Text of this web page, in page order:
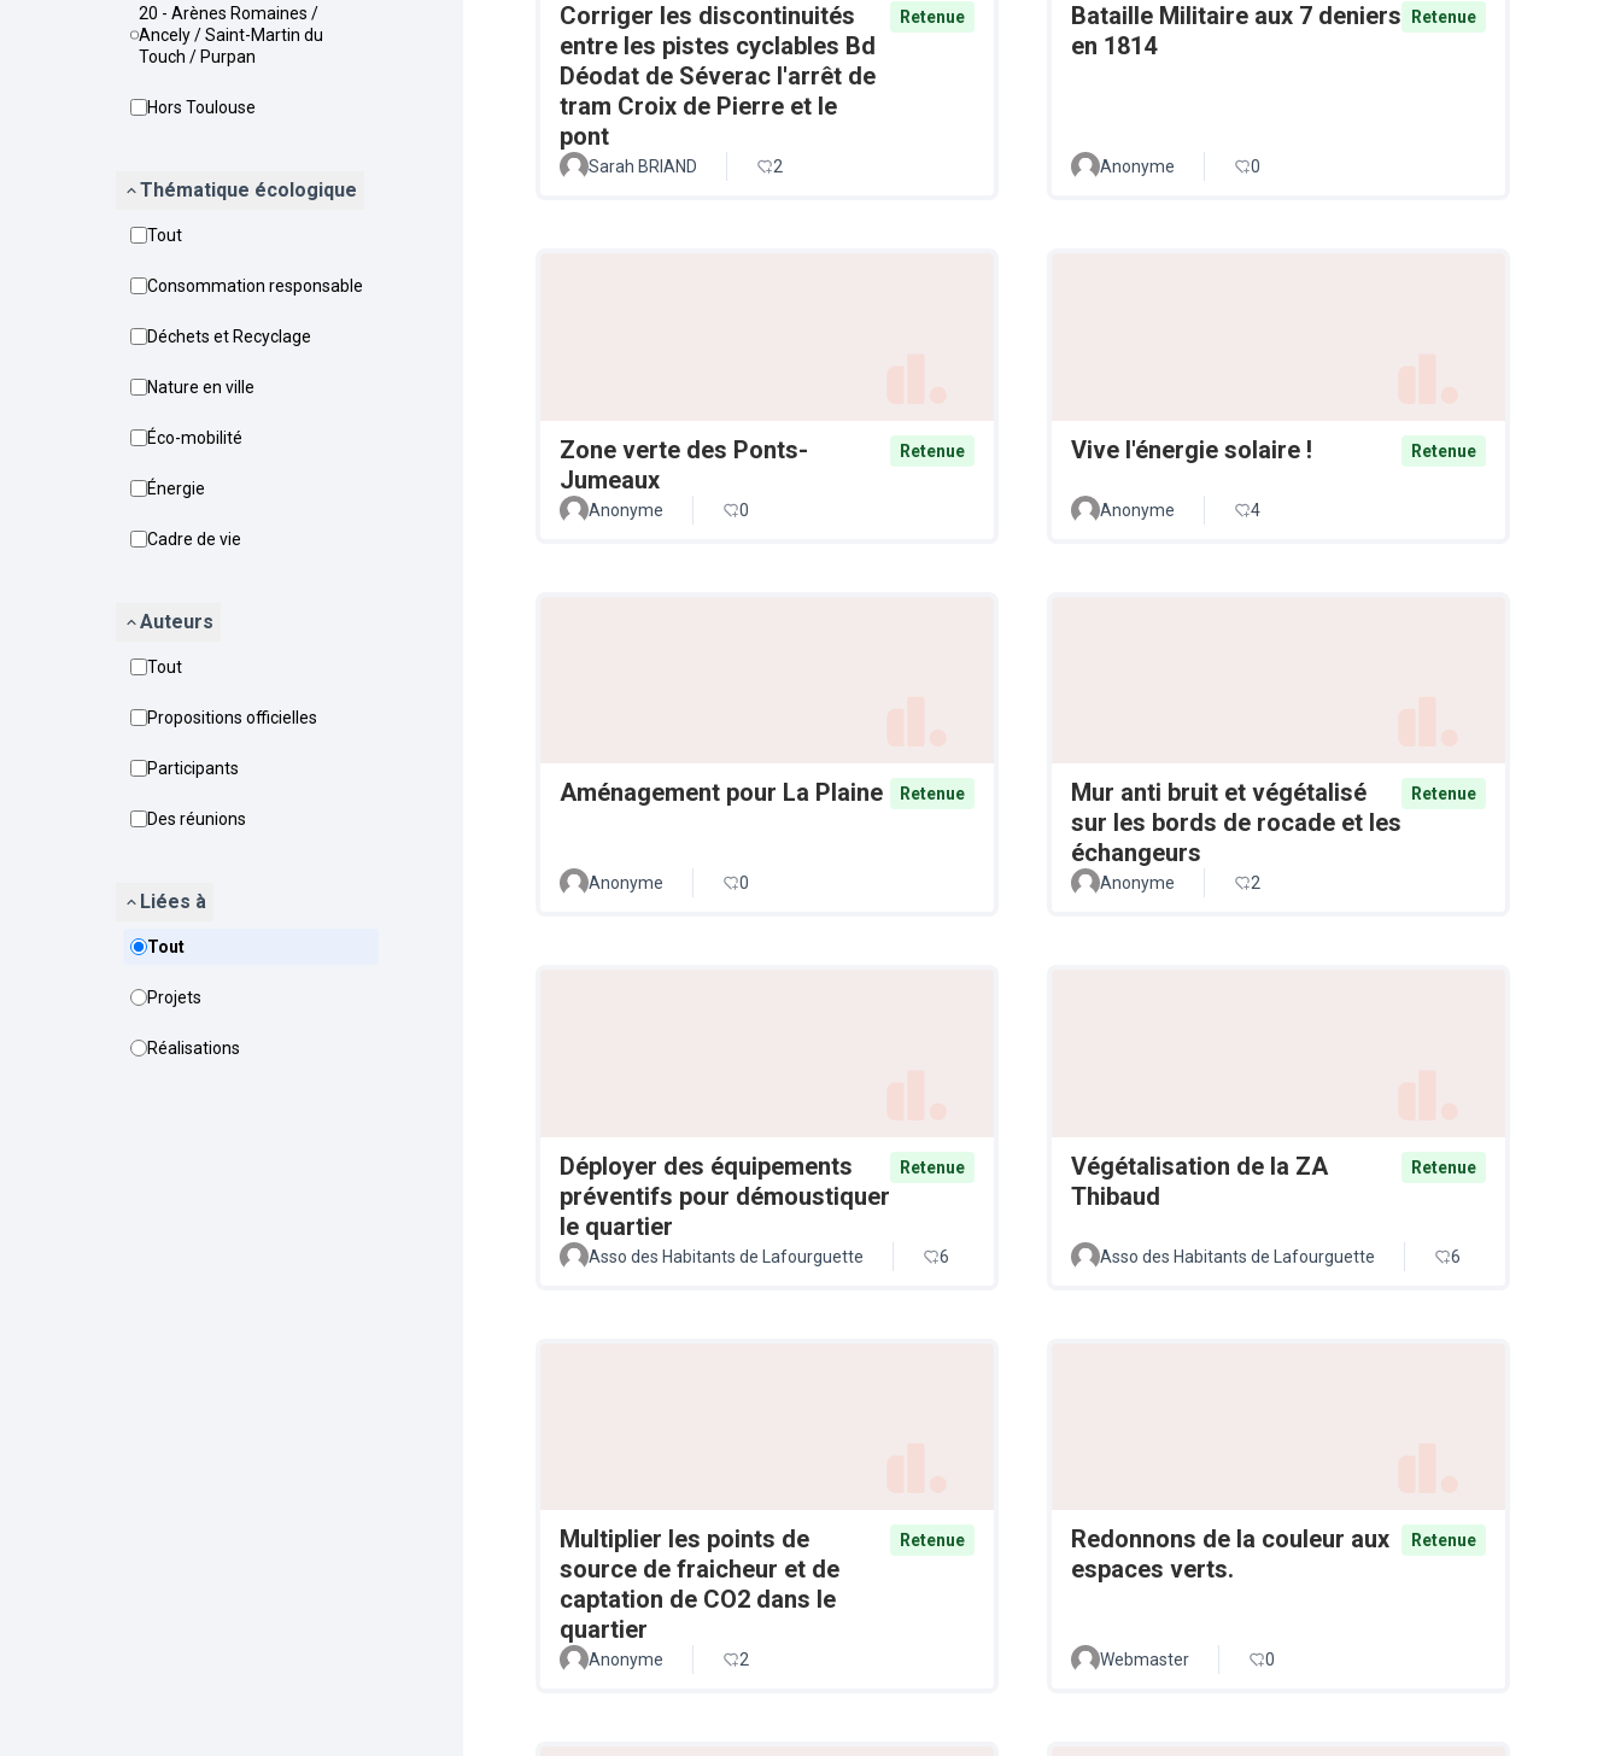
20 - Arènes Romaines /
Ancely / Saint-Martin du
Touch / Purpan
Hors Toulouse
Thématique écologique
Tout
Consommation responsable
Déchets et Recyclage
Nature en ville
Éco-mobilité
Énergie
Cadre de vie
Auteurs
Tout
Propositions officielles
Participants
Des réunions
Liées à
Tout
Projets
Réalisations
Corriger les discontinuités
entre les pistes cyclables Bd
Déodat de Séverac l'arrêt de
tram Croix de Pierre et le
pont
Retenue
Sarah BRIAND 2
Bataille Militaire aux 7 deniers
en 1814
Retenue
Anonyme 0
Zone verte des Ponts-
Jumeaux
Retenue
Anonyme 0
Vive l'énergie solaire ! Retenue
Anonyme 4
Aménagement pour La Plaine Retenue
Anonyme 0
Mur anti bruit et végétalisé
sur les bords de rocade et les
échangeurs
Retenue
Anonyme 2
Déployer des équipements
préventifs pour démoustiquer
le quartier
Retenue
Asso des Habitants de Lafourguette 6
Végétalisation de la ZA
Thibaud
Retenue
Asso des Habitants de Lafourguette 6
Multiplier les points de
source de fraicheur et de
captation de CO2 dans le
quartier
Retenue
Anonyme 2
Redonnons de la couleur aux
espaces verts.
Retenue
Webmaster 0